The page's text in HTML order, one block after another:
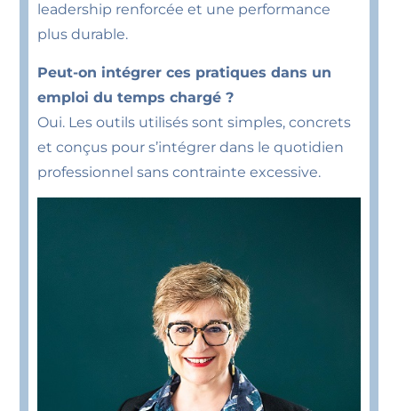
leadership renforcée et une performance
plus durable.
Peut-on intégrer ces pratiques dans un
emploi du temps chargé ?
Oui. Les outils utilisés sont simples, concrets
et conçus pour s’intégrer dans le quotidien
professionnel sans contrainte excessive.